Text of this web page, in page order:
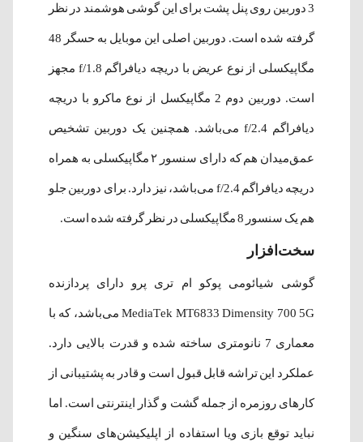
3 دوربین روی پنل پشت برای این گوشی هوشمند در نظر
گرفته شده‌ است. دوربین اصلی این موبایل به حسگر 48
مگاپیکسلی از نوع عریض با دریچه دیافراگم f/1.8 مجهز
است. دوربین دوم 2 مگاپیکسل از نوع ماکرو با دریچه
دیافراگم f/2.4 می‌باشد. همچنین یک دوربین تشخیص
عمق‌میدان هم که دارای سنسور ۲ مگاپیکسلی به همراه
دریچه دیافراگم f/2.4 می‌باشد، نیز دارد. برای دوربین جلو
هم یک سنسور 8 مگاپیکسلی در نظر گرفته شده‌ است.
سخت‌افزار
گوشی شیائومی پوکو ام تری پرو دارای پردازنده
MediaTek MT6833 Dimensity 700 5G می‌باشد، که با
معماری 7 نانومتری ساخته‌ شده و قدرت بالایی دارد.
عملکرد این تراشه قابل قبول است و قادر به پشتیبانی از
کارهای روزمره از جمله گشت‌‌ و گذار اینترنتی است. اما
نباید توقع بازی ویا استفاده از اپلیکیشن‌های سنگین و